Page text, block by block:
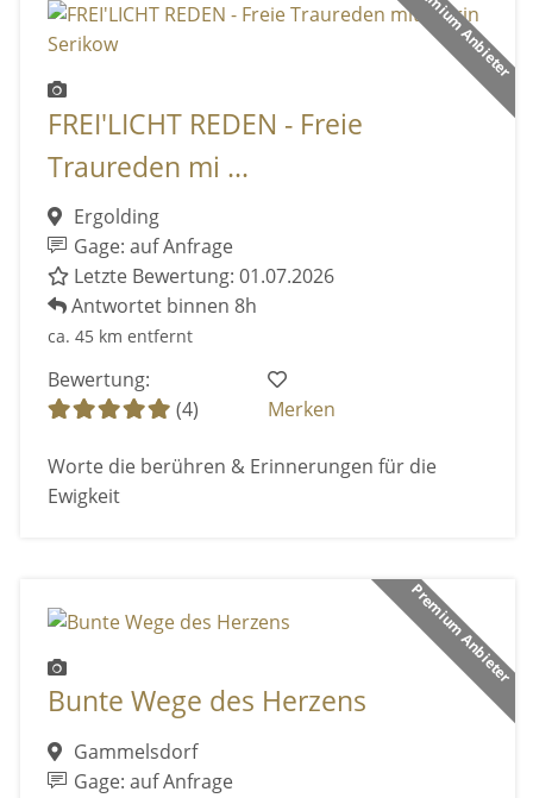
Premium Anbieter
FREI'LICHT REDEN - Freie
Traureden mi ...
Ergolding
Gage: auf Anfrage
Letzte Bewertung: 01.07.2026
Antwortet binnen 8h
ca. 45 km entfernt
Bewertung:
(4)
Merken
Worte die berühren & Erinnerungen für die
Ewigkeit
Premium Anbieter
Bunte Wege des Herzens
Gammelsdorf
Gage: auf Anfrage